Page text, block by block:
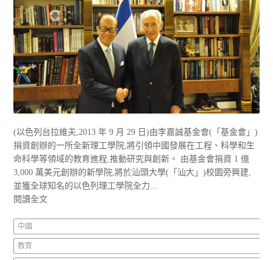
(以色列台拉維夫,2013 年 9 月 29 日)由李嘉誠基金會(「基金會」)
捐資創辦的一所全新理工學院,將引領中國發展在工程、科學和生
命科學等領域的教育進程,推動研究與創新。 由基金會捐資 1 億
3,000 萬美元創辦的新學院,將於汕頭大學(「汕大」)校園旁興建,
並獲全球知名的以色列理工學院全力...
閱讀全文
中國
教育